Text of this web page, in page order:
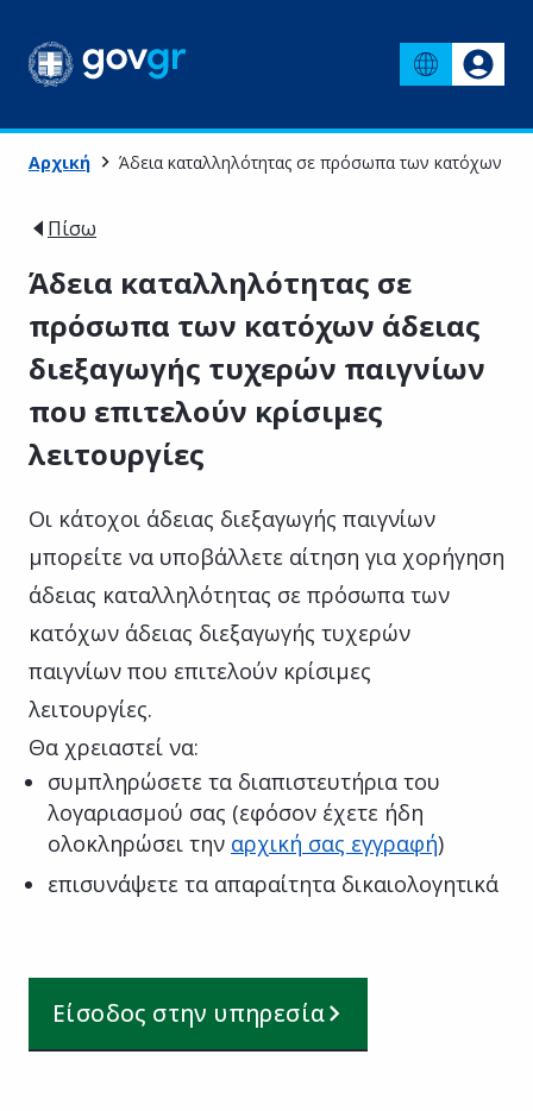
Αρχική Άδεια καταλληλότητας σε πρόσωπα των κατόχων
Πίσω
Άδεια καταλληλότητας σε
πρόσωπα των κατόχων άδειας
διεξαγωγής τυχερών παιγνίων
που επιτελούν κρίσιμες
λειτουργίες
Οι κάτοχοι άδειας διεξαγωγής παιγνίων
μπορείτε να υποβάλλετε αίτηση για χορήγηση
άδειας καταλληλότητας σε πρόσωπα των
κατόχων άδειας διεξαγωγής τυχερών
παιγνίων που επιτελούν κρίσιμες
λειτουργίες.
Θα χρειαστεί να:
συμπληρώσετε τα διαπιστευτήρια του
λογαριασμού σας (εφόσον έχετε ήδη
ολοκληρώσει την αρχική σας εγγραφή)
επισυνάψετε τα απαραίτητα δικαιολογητικά
Είσοδος στην υπηρεσία